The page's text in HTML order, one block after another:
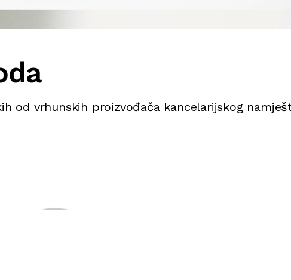
od vrhunskih proizvođača kancelarijskog